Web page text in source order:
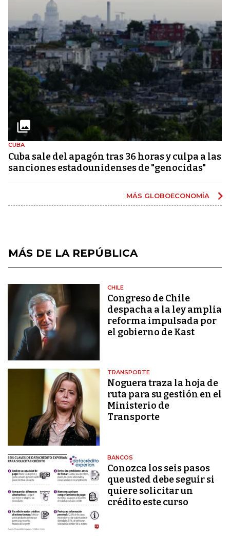
CUBA
Cuba sale del apagón tras 36 horas y culpa a las
sanciones estadounidenses de "genocidas"
MÁS GLOBOECONOMÍA
MÁS DE LA REPÚBLICA
CHILE
Congreso de Chile
despacha a la ley amplia
reforma impulsada por
el gobierno de Kast
TRANSPORTE
Noguera traza la hoja de
ruta para su gestión en el
Ministerio de
Transporte
BANCOS
Conozca los seis pasos
que usted debe seguir si
quiere solicitar un
crédito este curso